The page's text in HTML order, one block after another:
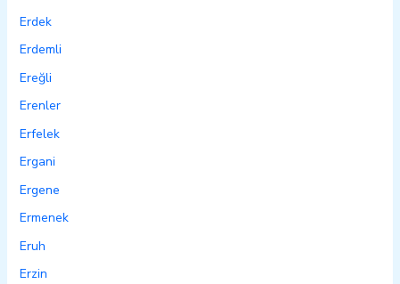
Erdek
Erdemli
Ereğli
Erenler
Erfelek
Ergani
Ergene
Ermenek
Eruh
Erzin